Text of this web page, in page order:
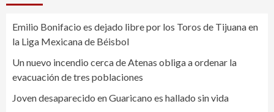
Emilio Bonifacio es dejado libre por los Toros de Tijuana en
la Liga Mexicana de Béisbol
Un nuevo incendio cerca de Atenas obliga a ordenar la
evacuación de tres poblaciones
Joven desaparecido en Guaricano es hallado sin vida